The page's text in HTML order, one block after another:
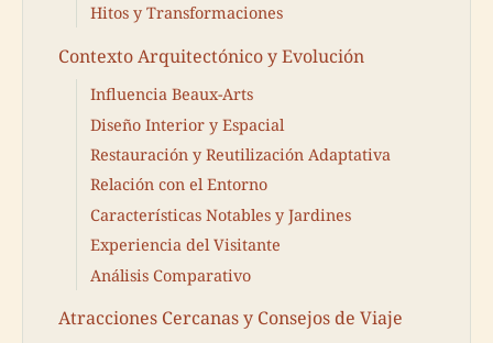
Hitos y Transformaciones
Contexto Arquitectónico y Evolución
Influencia Beaux-Arts
Diseño Interior y Espacial
Restauración y Reutilización Adaptativa
Relación con el Entorno
Características Notables y Jardines
Experiencia del Visitante
Análisis Comparativo
Atracciones Cercanas y Consejos de Viaje